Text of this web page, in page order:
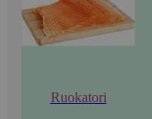
Ruokatori